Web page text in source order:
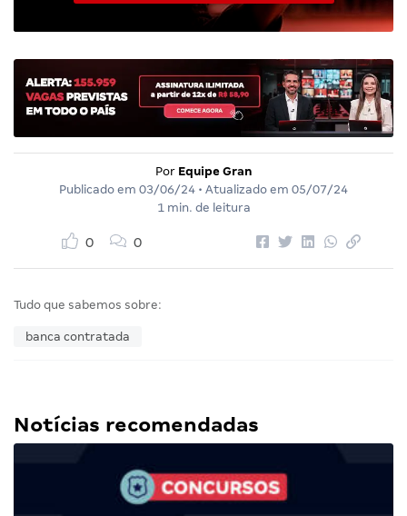
Por Equipe Gran
Publicado em 03/06/24 • Atualizado em 05/07/24
1 min. de leitura
0 0
Tudo que sabemos sobre:
banca contratada
Notícias recomendadas